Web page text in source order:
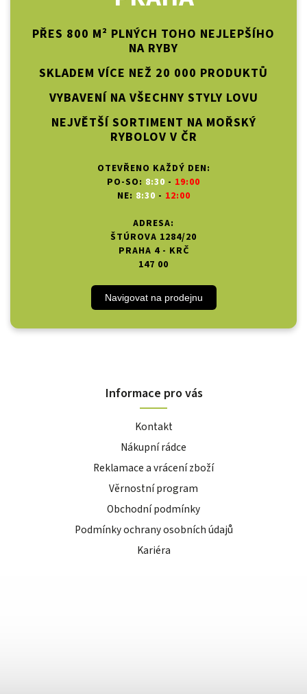
PŘES 800 M² PLNÝCH TOHO NEJLEPŠÍHO
NA RYBY
SKLADEM VÍCE NEŽ 20 000 PRODUKTŮ
VYBAVENÍ NA VŠECHNY STYLY LOVU
NEJVĚTŠÍ SORTIMENT NA MOŘSKÝ
RYBOLOV V ČR
OTEVŘENO KAŽDÝ DEN:
PO-SO: 8:30 - 19:00
NE: 8:30 - 12:00
ADRESA:
ŠTÚROVA 1284/20
PRAHA 4 - KRČ
147 00
Navigovat na prodejnu
Informace pro vás
Kontakt
Nákupní rádce
Reklamace a vrácení zboží
Věrnostní program
Obchodní podmínky
Podmínky ochrany osobních údajů
Kariéra